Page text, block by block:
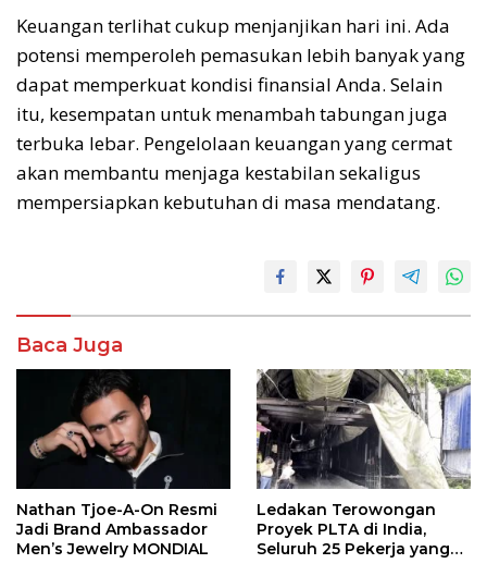
Keuangan terlihat cukup menjanjikan hari ini. Ada
potensi memperoleh pemasukan lebih banyak yang
dapat memperkuat kondisi finansial Anda. Selain
itu, kesempatan untuk menambah tabungan juga
terbuka lebar. Pengelolaan keuangan yang cermat
akan membantu menjaga kestabilan sekaligus
mempersiapkan kebutuhan di masa mendatang.
Baca Juga
Nathan Tjoe-A-On Resmi
Jadi Brand Ambassador
Men’s Jewelry MONDIAL
Ledakan Terowongan
Proyek PLTA di India,
Seluruh 25 Pekerja yang